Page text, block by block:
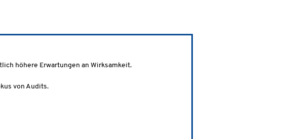
höhere Erwartungen an Wirksamkeit.
von Audits.